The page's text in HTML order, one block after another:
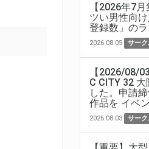
【2026年7
ツい男性向
登録数」の
2026.08.05 サー
【2026/08/
C CITY 32
した。申請
作品を イベ
2026.08.03 サー